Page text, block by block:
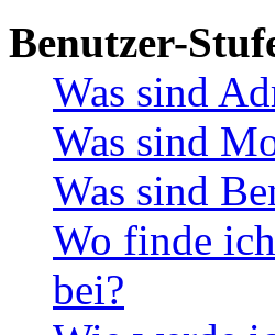
Benutzer-
Was sind
Was sind
Was sind
Wo finde
bei?